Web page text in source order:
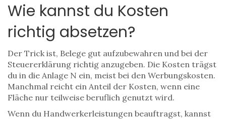
Wie kannst du Kosten
richtig absetzen?
Der Trick ist, Belege gut aufzubewahren und bei der
Steuererklärung richtig anzugeben. Die Kosten trägst
du in die Anlage N ein, meist bei den Werbungskosten.
Manchmal reicht ein Anteil der Kosten, wenn eine
Fläche nur teilweise beruflich genutzt wird.
Wenn du Handwerkerleistungen beauftragst, kannst